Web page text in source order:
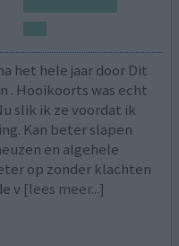
het hele jaar door Dit
. Hooikoorts was echt
slik ik ze voordat ik
Kan beter slapen
en algehele
op zonder klachten
v [lees meer...]